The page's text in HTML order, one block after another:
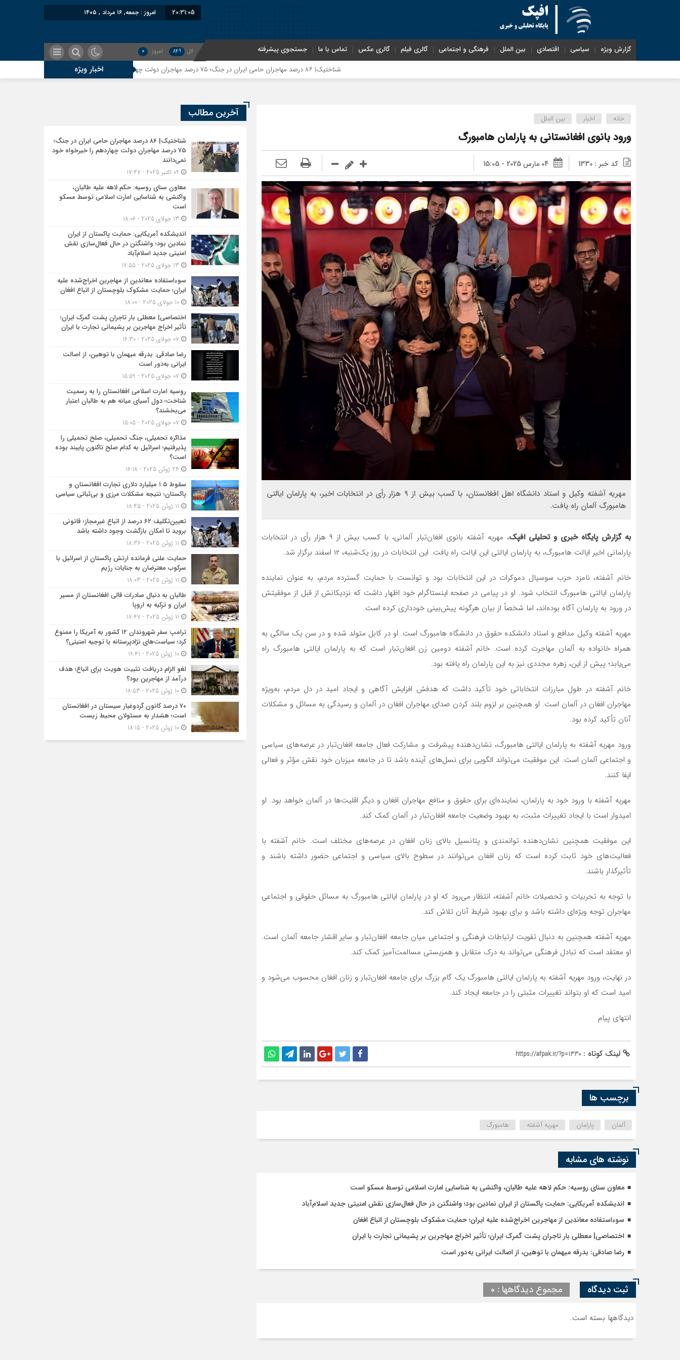
20:31:06 امروز : جمعه, ۱۶ مرداد , ۱۴۰۵
گزارش ویژه سیاسی اقتصادی بین الملل فرهنگی و اجتماعی گالری فیلم گالری عکس تماس با ما جستجوی پیشرفته کل 849 امروز 0
اخبار ویژه
خانه اخبار بین الملل
ورود بانوی افغانستانی به پارلمان هامبورگ
کد خبر : 1330 04 مارس 2025 - 15:05
مهریه آشفته وکیل و استاد دانشگاه اهل افغانستان، با کسب بیش از ۹ هزار رأی در انتخابات اخیر، به پارلمان ایالتی
هامبورگ آلمان راه یافت.
به گزارش پایگاه خبری و تحلیلی افپک
، مهریه آشفته بانوی افغان‌تبار آلمانی، با کسب بیش از ۹ هزار رأی در انتخابات
پارلمانی اخیر ایالت هامبورگ، به پارلمان ایالتی این ایالت راه یافت. این انتخابات در روز یک‌شنبه، ۱۲ اسفند برگزار شد.
خانم آشفته، نامزد حزب سوسیال دموکرات در این انتخابات بود و توانست با حمایت گسترده مردم، به عنوان نماینده
پارلمان ایالتی هامبورگ انتخاب شود. او در پیامی در صفحه اینستاگرام خود اظهار داشت که نزدیکانش از قبل از موفقیتش
در ورود به پارلمان آگاه بوده‌اند، اما شخصاً از بیان هرگونه پیش‌بینی خودداری کرده است.
مهریه آشفته وکیل مدافع و استاد دانشکده حقوق در دانشگاه هامبورگ است. او در کابل متولد شده و در سن یک سالگی به
همراه خانواده به آلمان مهاجرت کرده است. خانم آشفته دومین زن افغان‌تبار است که به پارلمان ایالتی هامبورگ راه
می‌یابد؛ پیش از این، زهره مجددی نیز به این پارلمان راه یافته بود.
خانم آشفته در طول مبارزات انتخاباتی خود تأکید داشت که هدفش افزایش آگاهی و ایجاد امید در دل مردم، به‌ویژه
مهاجران افغان در آلمان است. او همچنین بر لزوم بلند کردن صدای مهاجران افغان در آلمان و رسیدگی به مسائل و مشکلات
آنان تأکید کرده بود.
ورود مهریه آشفته به پارلمان ایالتی هامبورگ، نشان‌دهنده پیشرفت و مشارکت فعال جامعه افغان‌تبار در عرصه‌های سیاسی
و اجتماعی آلمان است. این موفقیت می‌تواند الگویی برای نسل‌های آینده باشد تا در جامعه میزبان خود نقش مؤثر و فعالی
ایفا کنند.
مهریه آشفته با ورود خود به پارلمان، نماینده‌ای برای حقوق و منافع مهاجران افغان و دیگر اقلیت‌ها در آلمان خواهد بود. او
امیدوار است با ایجاد تغییرات مثبت، به بهبود وضعیت جامعه افغان‌تبار در آلمان کمک کند.
این موفقیت همچنین نشان‌دهنده توانمندی و پتانسیل بالای زنان افغان در عرصه‌های مختلف است. خانم آشفته با
فعالیت‌های خود ثابت کرده است که زنان افغان می‌توانند در سطوح بالای سیاسی و اجتماعی حضور داشته باشند و
تأثیرگذار باشند.
با توجه به تجربیات و تحصیلات خانم آشفته، انتظار می‌رود که او در پارلمان ایالتی هامبورگ به مسائل حقوقی و اجتماعی
مهاجران توجه ویژه‌ای داشته باشد و برای بهبود شرایط آنان تلاش کند.
مهریه آشفته همچنین به دنبال تقویت ارتباطات فرهنگی و اجتماعی میان جامعه افغان‌تبار و سایر اقشار جامعه آلمان است.
او معتقد است که تبادل فرهنگی می‌تواند به درک متقابل و همزیستی مسالمت‌آمیز کمک کند.
در نهایت، ورود مهریه آشفته به پارلمان ایالتی هامبورگ یک گام بزرگ برای جامعه افغان‌تبار و زنان افغان محسوب می‌شود و
امید است که او بتواند تغییرات مثبتی را در جامعه ایجاد کند.
انتهای پیام
لینک کوتاه : https://afpak.ir/?p=1330
برچسب ها
آلمان پارلمان مهریه آشفته هامبورگ
نوشته های مشابه
معاون سنای روسیه: حکم لاهه علیه طالبان، واکنشی به شناسایی امارت اسلامی توسط مسکو است
اندیشکده آمریکایی: حمایت پاکستان از ایران نمادین بود؛ واشنگتن در حال فعال‌سازی نقش امنیتی جدید اسلام‌آباد
سوءاستفاده معاندین از مهاجرین اخراج‌شده علیه ایران؛ حمایت مشکوک بلوچستان از اتباع افغان
اختصاصی| معطلی بار تاجران پشت گمرک ایران؛ تأثیر اخراج مهاجرین بر پشیمانی تجارت با ایران
رضا صادقی: بدرقه میهمان با توهین، از اصالت ایرانی به‌دور است
ثبت دیدگاه مجموع دیدگاهها : 0
دیدگاهها بسته است.
آخرین مطالب
شناختیک| ۸۶ درصد مهاجران حامی ایران در جنگ؛
۷۵ درصد مهاجران دولت چهاردهم را خیرخواه خود
نمی‌دانند
معاون سنای روسیه: حکم لاهه علیه طالبان،
واکنشی به شناسایی امارت اسلامی توسط مسکو
است
اندیشکده آمریکایی: حمایت پاکستان از ایران
نمادین بود؛ واشنگتن در حال فعال‌سازی نقش
امنیتی جدید اسلام‌آباد
سوءاستفاده معاندین از مهاجرین اخراج‌شده علیه
ایران؛ حمایت مشکوک بلوچستان از اتباع افغان
10 جولای 2025 - 18:00
اختصاصی| معطلی بار تاجران پشت گمرک ایران؛
تأثیر اخراج مهاجرین بر پشیمانی تجارت با ایران
رضا صادقی: بدرقه میهمان با توهین، از اصالت
ایرانی به‌دور است
روسیه امارت اسلامی افغانستان را به رسمیت
شناخت؛ دول آسیای میانه هم به طالبان اعتبار
می‎‌بخشند؟
مذاکره تحمیلی، جنگ تحمیلی، صلح تحمیلی را
پذیرفتیم؛ اسرائیل به کدام صلح تاکنون پایبند بوده
است؟
سقوط ۱.۵ میلیارد دلاری تجارت افغانستان و
پاکستان؛ نتیجه مشکلات مرزی و بی‌ثباتی سیاسی
تعیین‌تکلیف ۶۲ درصد از اتباع غیرمجاز؛ قانونی
بروید تا امکان بازگشت وجود داشته باشد
حمایت علنی فرمانده ارتش پاکستان از اسرائیل با
سرکوب معترضان به جنایات رژیم
طالبان به دنبال صادرات قالی افغانستان از مسیر
ایران و ترکیه به اروپا
ترامپ سفر شهروندان ۱۲ کشور به آمریکا را ممنوع
کرد؛ سیاست‌های نژادپرستانه یا توجیه امنیتی؟
10 ژوئن 2025 - 19:41
لغو الزام دریافت تثبیت هویت برای اتباع؛ هدف
درآمد از مهاجرین بود؟
10 ژوئن 2025 - 18:53
۷۰ درصد کانون گردوغبار سیستان در افغانستان
است؛ هشدار به مسئولان محیط زیست
10 ژوئن 2025 - 18:15